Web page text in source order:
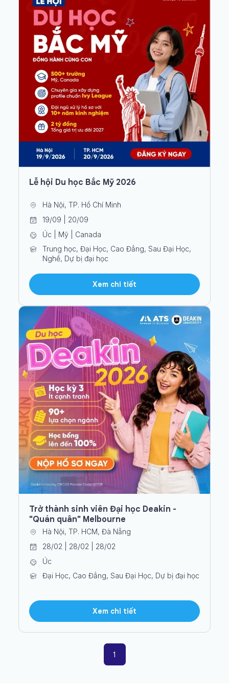
Lễ hội Du học Bắc Mỹ 2026
Hà Nội, TP. Hồ Chí Minh
19/09 | 20/09
Úc | Mỹ | Canada
Trung học, Đại Học, Cao Đẳng, Sau Đại Học,
Nghề, Dự bị đại học
Xem chi tiết
Trở thành sinh viên Đại học Deakin -
"Quán quân" Melbourne
Hà Nội, TP. HCM, Đà Nẵng
28/02 | 28/02 | 28/02
Úc
Đại Học, Cao Đẳng, Sau Đại Học, Dự bị đại học
Xem chi tiết
1